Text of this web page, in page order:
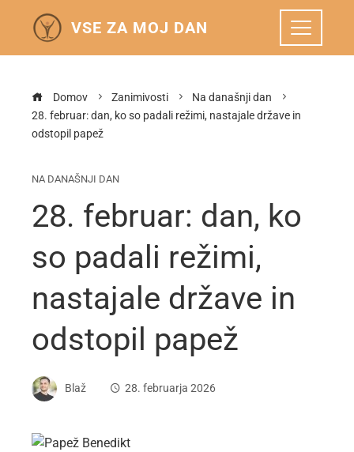
VSE ZA MOJ DAN
Domov Zanimivosti
Na današnji dan
28. februar: dan, ko so padali režimi, nastajale države in
odstopil papež
NA DANAŠNJI DAN
28. februar: dan, ko
so padali režimi,
nastajale države in
odstopil papež
Blaž 28. februarja 2026